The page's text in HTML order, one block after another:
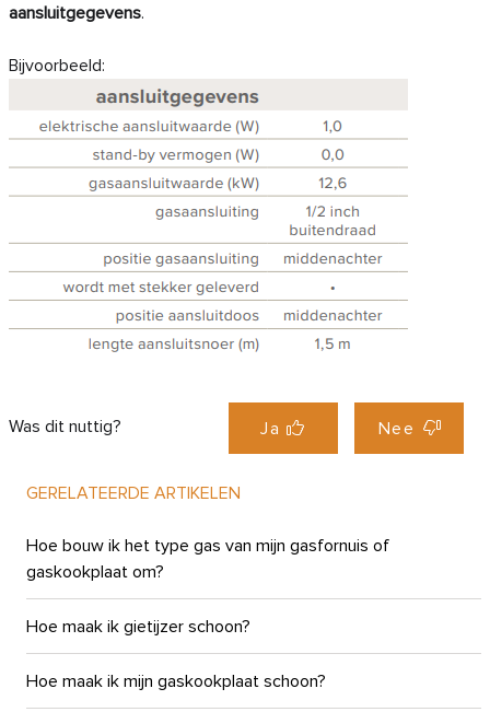
aansluitgegevens.
Bijvoorbeeld:
Was dit nuttig? Ja Nee
GERELATEERDE ARTIKELEN
Hoe bouw ik het type gas van mijn gasfornuis of
gaskookplaat om?
Hoe maak ik gietijzer schoon?
Hoe maak ik mijn gaskookplaat schoon?